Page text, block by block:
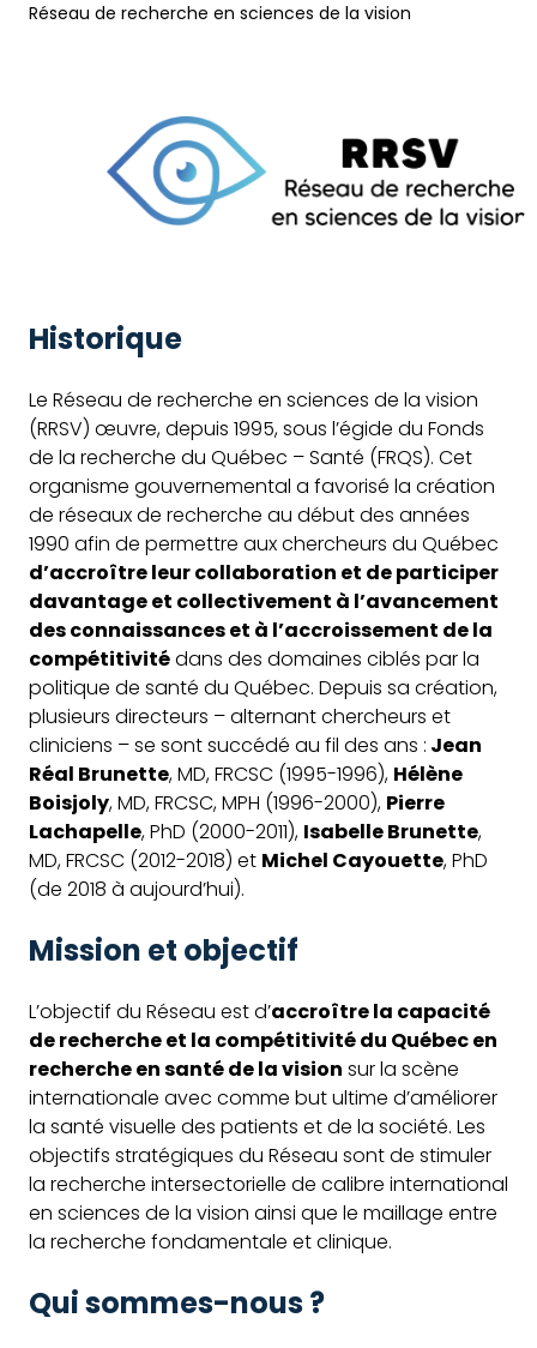
Réseau de recherche en sciences de la vision
Réseau
recherche
en
Historique
Le Réseau de recherche en sciences de la vision
(RRSV) œuvre, depuis 1995, sous l’égide du Fonds
de la recherche du Québec – Santé (FRQS). Cet
organisme gouvernemental a favorisé la création
de réseaux de recherche au début des années
1990 afin de permettre aux chercheurs du Québec
d’accroître leur collaboration et de participer
davantage et collectivement à l’avancement
des connaissances et à l’accroissement de la
compétitivitédans des domaines ciblés par la
politique de santé du Québec. Depuis sa création,
plusieurs directeurs – alternant chercheurs et
cliniciens – se sont succédé au fil des ans : Jean
Réal Brunette, MD, FRCSC (1995-1996), Hélène
Boisjoly, MD, FRCSC, MPH (1996-2000), Pierre
Lachapelle, PhD (2000-2011), Isabelle Brunette,
MD, FRCSC (2012-2018) et Michel Cayouette, PhD
(de 2018 à aujourd’hui).
Mission et objectif
L’objectif du Réseau est d’accroître la capacité
de recherche et la compétitivité du Québec en
recherche en santé de la vision sur la scène
internationale avec comme but ultime d’améliorer
la santé visuelle des patients et de la société. Les
objectifs stratégiques du Réseau sont de stimuler
la recherche intersectorielle de calibre international
en sciences de la vision ainsi que le maillage entre
la recherche fondamentale et clinique.
Qui sommes-nous ?